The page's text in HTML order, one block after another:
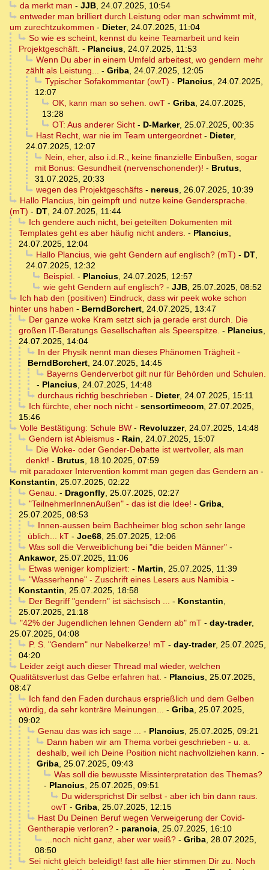
da merkt man - JJB, 24.07.2025, 10:54
entweder man brilliert durch Leistung oder man schwimmt mit,
um zurechtzukommen - Dieter, 24.07.2025, 11:04
So wie es scheint, kennst du keine Teamarbeit und kein
Projektgeschäft. - Plancius, 24.07.2025, 11:53
Wenn Du aber in einem Umfeld arbeitest, wo gendern mehr
zählt als Leistung... - Griba, 24.07.2025, 12:05
Typischer Sofakommentar (owT) - Plancius, 24.07.2025,
12:07
OK, kann man so sehen. owT- Griba, 24.07.2025,
13:28
OT: Aus anderer Sicht- D-Marker, 25.07.2025, 00:35
Hast Recht, war nie im Team untergeordnet- Dieter,
24.07.2025, 12:07
Nein, eher, also i.d.R., keine finanzielle Einbußen, sogar
mit Bonus: Gesundheit (nervenschonender)! - Brutus,
31.07.2025, 20:33
wegen des Projektgeschäfts- nereus, 26.07.2025, 10:39
Hallo Plancius, bin geimpft und nutze keine Gendersprache.
(mT) - DT, 24.07.2025, 11:44
Ich gendere auch nicht, bei geteilten Dokumenten mit
Templates geht es aber häufig nicht anders. - Plancius,
24.07.2025, 12:04
Hallo Plancius, wie geht Gendern auf englisch? (mT) - DT,
24.07.2025, 12:32
Beispiel. - Plancius, 24.07.2025, 12:57
wie geht Gendern auf englisch?- JJB, 25.07.2025, 08:52
Ich hab den (positiven) Eindruck, dass wir peek woke schon
hinter uns haben - BerndBorchert, 24.07.2025, 13:47
Der ganze woke Kram setzt sich ja gerade erst durch. Die
großen IT-Beratungs Gesellschaften als Speerspitze. - Plancius,
24.07.2025, 14:04
In der Physik nennt man dieses Phänomen Trägheit-
BerndBorchert, 24.07.2025, 14:45
Bayerns Genderverbot gilt nur für Behörden und Schulen.
- Plancius, 24.07.2025, 14:48
durchaus richtig beschrieben - Dieter, 24.07.2025, 15:11
Ich fürchte, eher noch nicht- sensortimecom, 27.07.2025,
15:46
Volle Bestätigung: Schule BW- Revoluzzer, 24.07.2025, 14:48
Gendern ist Ableismus- Rain, 24.07.2025, 15:07
Die Woke- oder Gender-Debatte ist wertvoller, als man
denkt! - Brutus, 18.10.2025, 07:59
mit paradoxer Intervention kommt man gegen das Gendern an -
Konstantin, 25.07.2025, 02:22
Genau. - Dragonfly, 25.07.2025, 02:27
"TeilnehmerInnenAußen" - das ist die Idee! - Griba,
25.07.2025, 08:53
Innen-aussen beim Bachheimer blog schon sehr lange
üblich... kT - Joe68, 25.07.2025, 12:06
Was soll die Verweiblichung bei "die beiden Männer"-
Ankawor, 25.07.2025, 11:06
Etwas weniger kompliziert: - Martin, 25.07.2025, 11:39
"Wasserhenne" - Zuschrift eines Lesers aus Namibia-
Konstantin, 25.07.2025, 18:58
Der Begriff "gendern" ist sächsisch ... - Konstantin,
25.07.2025, 21:18
"42% der Jugendlichen lehnen Gendern ab" mT- day-trader,
25.07.2025, 04:08
P. S. "Gendern" nur Nebelkerze! mT- day-trader, 25.07.2025,
04:20
Leider zeigt auch dieser Thread mal wieder, welchen
Qualitätsverlust das Gelbe erfahren hat. - Plancius, 25.07.2025,
08:47
Ich fand den Faden durchaus ersprießlich und dem Gelben
würdig, da sehr konträre Meinungen... - Griba, 25.07.2025,
09:02
Genau das was ich sage ... - Plancius, 25.07.2025, 09:21
Dann haben wir am Thema vorbei geschrieben - u. a.
deshalb, weil ich Deine Position nicht nachvollziehen kann. -
Griba, 25.07.2025, 09:43
Was soll die bewusste Missinterpretation des Themas?
- Plancius, 25.07.2025, 09:51
Du widersprichst Dir selbst - aber ich bin dann raus.
owT - Griba, 25.07.2025, 12:15
Hast Du Deinen Beruf wegen Verweigerung der Covid-
Gentherapie verloren? - paranoia, 25.07.2025, 16:10
...noch nicht ganz, aber wer weiß?- Griba, 28.07.2025,
08:50
Sei nicht gleich beleidigt! fast alle hier stimmen Dir zu. Noch